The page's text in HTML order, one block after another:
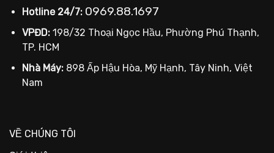
Hotline 24/7: 0969.88.1697
VPĐD: 198/32 Thoại Ngọc Hầu, Phường Phú Thạnh,
TP. HCM
Nhà Máy: 898 Ấp Hậu Hòa, Mỹ Hạnh, Tây Ninh, Việt
Nam
VỀ CHÚNG TÔI